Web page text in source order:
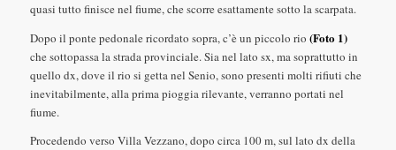
quasi tutto finisce nel fiume, che scorre esattamente sotto la scarpata.
Dopo il ponte pedonale ricordato sopra, c’è un piccolo rio (Foto 1)
che sottopassa la strada provinciale. Sia nel lato sx, ma soprattutto in
quello dx, dove il rio si getta nel Senio, sono presenti molti rifiuti che
inevitabilmente, alla prima pioggia rilevante, verranno portati nel
fiume.
Procedendo verso Villa Vezzano, dopo circa 100 m, sul lato dx della